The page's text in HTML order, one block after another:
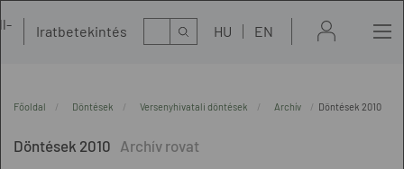
Iratbetekintés Kereső HU EN
Főoldal Döntések Versenyhivatali döntések Archív Döntések 2010
Döntések 2010